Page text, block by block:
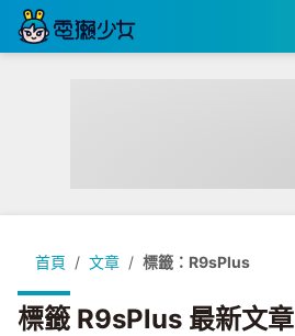
首頁 文章 標籤：R9sPlus
標籤 R9sPlus 最新文章